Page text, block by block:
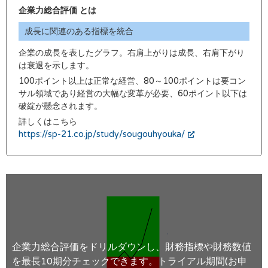
企業力総合評価 とは
成長に関連のある指標を統合
企業の成長を表したグラフ。右肩上がりは成長、右肩下がり
は衰退を示します。
100ポイント以上は正常な経営、80～100ポイントは要コン
サル領域であり経営の大幅な変革が必要、60ポイント以下は
破綻が懸念されます。
詳しくはこちら
https://sp-21.co.jp/study/sougouhyouka/
企業力総合評価をドリルダウンし、財務指標や財務数値
を最長10期分チェックできます。トライアル期間(お申